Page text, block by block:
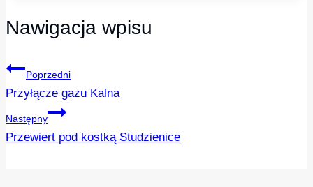
Nawigacja wpisu
Poprzedni
Przyłącze gazu Kalna
Następny
Przewiert pod kostką Studzienice